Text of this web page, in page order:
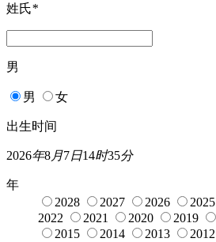
姓氏*
男
男 女
出生时间
2026年8月7日14时35分
年
2028
2027 2026 2025
2022
2021 2020 2019
2015
2014 2013 2012